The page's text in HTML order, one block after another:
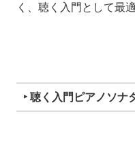
く、聴く入門として最適
‣ 聴く入門ピアノソナ